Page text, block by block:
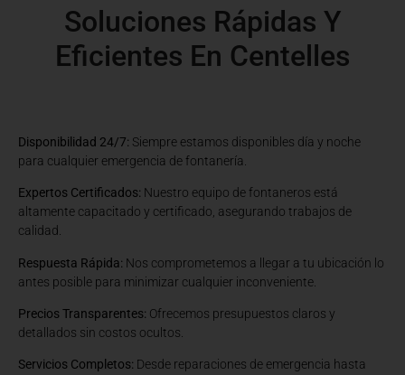
Soluciones Rápidas Y
Eficientes En Centelles
Disponibilidad 24/7: Siempre estamos disponibles día y noche
para cualquier emergencia de fontanería.
Expertos Certificados: Nuestro equipo de fontaneros está
altamente capacitado y certificado, asegurando trabajos de
calidad.
Respuesta Rápida: Nos comprometemos a llegar a tu ubicación lo
antes posible para minimizar cualquier inconveniente.
Precios Transparentes: Ofrecemos presupuestos claros y
detallados sin costos ocultos.
Servicios Completos: Desde reparaciones de emergencia hasta